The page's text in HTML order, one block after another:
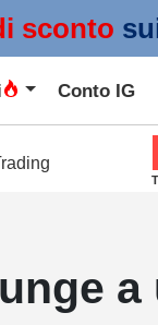
sconto
Conto IG